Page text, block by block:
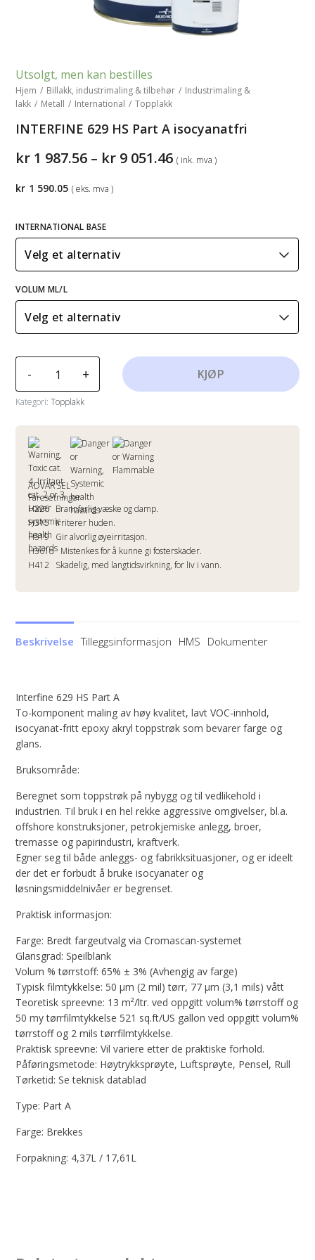
Hjem / Billakk, industrimaling & tilbehør / Industrimaling &
lakk / Metall / International / Topplakk
INTERFINE 629 HS Part A isocyanatfri
kr 1 987.56 – kr 9 051.46Prisområde:
kr1
( ink. mva )
Utsolgt, men kan bestilles
INTERNATIONAL BASE
VOLUM ML/L
-
HS
isocyanatfri
antall
+ KJØP
Kategori:Topplakk
ADVARSEL
Faresetninger
H226 Brannfarlig væske og damp.
H315 Irriterer huden.
H319 Gir alvorlig øyeirritasjon.
H361d Mistenkes for å kunne gi fosterskader.
H412 Skadelig, med langtidsvirkning, for liv i vann.
kr 1 590.05 ( eks. mva )
Beskrivelse Tilleggsinformasjon HMS Dokumenter
Interfine 629 HS Part A
To-komponent maling av høy kvalitet, lavt VOC-innhold,
isocyanat-fritt epoxy akryl toppstrøk som bevarer farge og
glans.
Bruksområde:
Beregnet som toppstrøk på nybygg og til vedlikehold i
industrien. Til bruk i en hel rekke aggressive omgivelser, bl.a.
offshore konstruksjoner, petrokjemiske anlegg, broer,
tremasse og papirindustri, kraftverk.
Egner seg til både anleggs- og fabrikksituasjoner, og er ideelt
der det er forbudt å bruke isocyanater og
løsningsmiddelnivåer er begrenset.
Praktisk informasjon:
Farge: Bredt fargeutvalg via Cromascan-systemet
Glansgrad: Speilblank
Volum % tørrstoff: 65% ± 3% (Avhengig av farge)
Typisk filmtykkelse: 50 µm (2 mil) tørr, 77 µm (3,1 mils) vått
Teoretisk spreevne: 13 m²/ltr. ved oppgitt volum% tørrstoff og
50 my tørrfilmtykkelse 521 sq.ft/US gallon ved oppgitt volum%
tørrstoff og 2 mils tørrfilmtykkelse.
Praktisk spreevne: Vil variere etter de praktiske forhold.
Påføringsmetode: Høytrykksprøyte, Luftsprøyte, Pensel, Rull
Tørketid: Se teknisk datablad
Type: Part A
Farge: Brekkes
Forpakning: 4,37L / 17,61L